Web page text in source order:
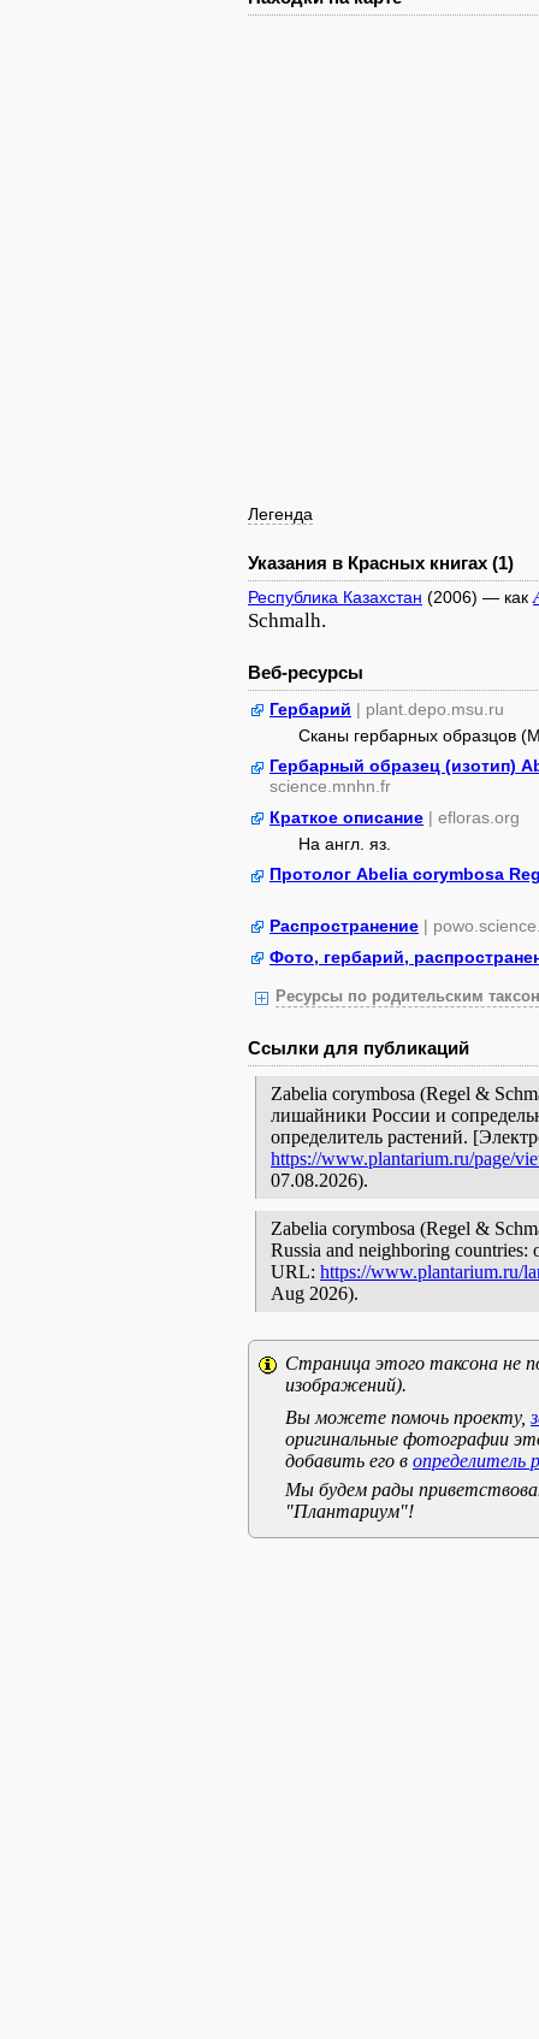
Легенда
Указания в Красных книгах (1)
Республика Казахстан (2006) — как
Schmalh.
Веб-ресурсы
Гербарий | plant.depo.msu.ru
Сканы гербарных образцов
Гербарный образец (изотип)
science.mnhn.fr
Краткое описание | efloras.org
На англ. яз.
Протолог Abelia corymbosa
Распространение |
Фото, гербарий,
Ресурсы по родительским
Ссылки для публикаций
Zabelia corymbosa (Regel &
лишайники России и
определитель растений.
https://www.plantarium.ru/page/
07.08.2026).
Zabelia corymbosa (Regel &
Russia and neighboring
URL: https://www.plantarium.ru/
Aug 2026).
Страница этого таксона не
изображений).
Вы можете помочь проекту,
оригинальные фотографии
добавить его в определитель
Мы будем рады
"Плантариум"!